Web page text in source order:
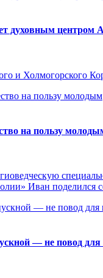
духовным центром
и Холмогорского
на пользу
Иван поделился
— не повод для